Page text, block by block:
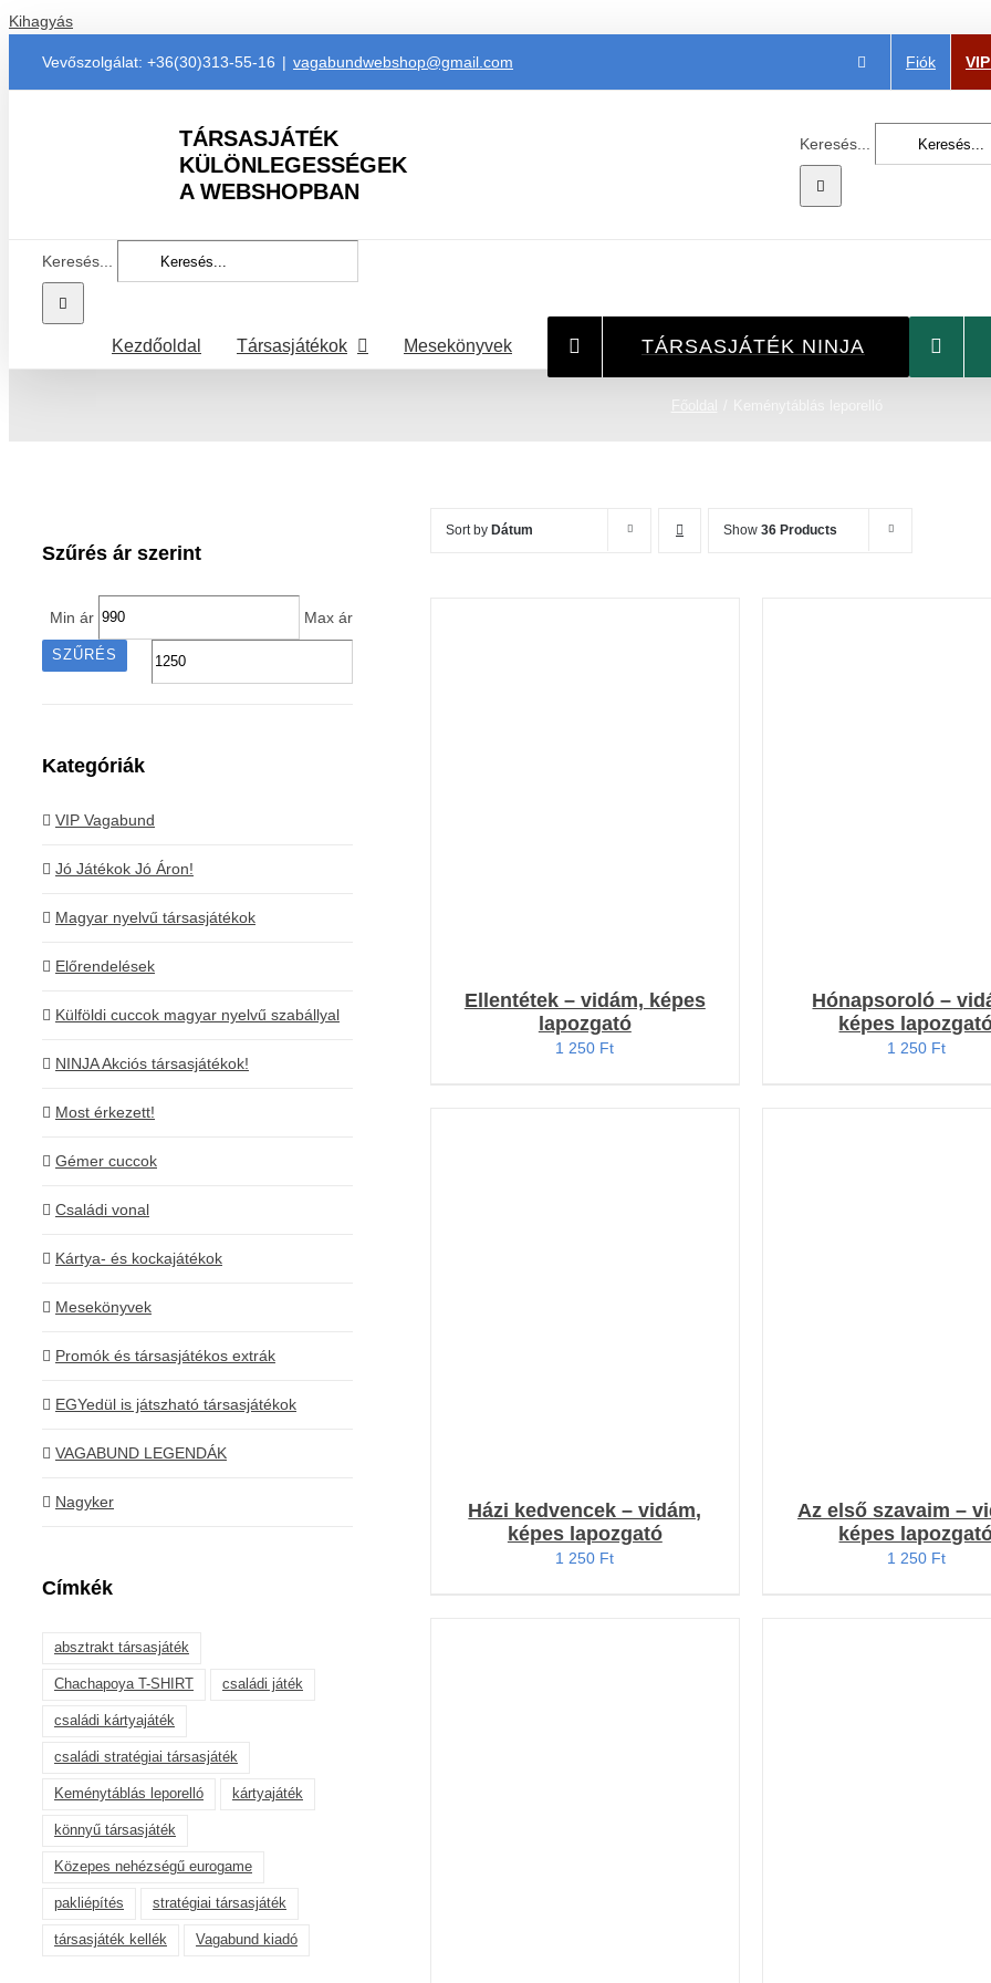
Kihagyás
Vevőszolgálat: +36(30)313-55-16 | vagabundwebshop@gmail.com Fiók
TÁRSASJÁTÉK
KÜLÖNLEGESSÉGEK
A WEBSHOPBAN
Keresés...
Keresés...
Kezdőoldal Társasjátékok Mesekönyvek TÁRSASJÁTÉK NINJA
Sort by Dátum Show 36 Products
Ellentétek – vidám, képes
lapozgató
1 250 Ft
Hónapsoroló –
képes
1 250 Ft
Házi kedvencek – vidám,
képes lapozgató
1 250 Ft
Az első szavaim –
képes
1 250 Ft
Szűrés ár szerint
Min ár Max ár
SZŰRÉS
Kategóriák
VIP Vagabund
Jó Játékok Jó Áron!
Magyar nyelvű társasjátékok
Előrendelések
Külföldi cuccok magyar nyelvű szabállyal
NINJA Akciós társasjátékok!
Most érkezett!
Gémer cuccok
Családi vonal
Kártya- és kockajátékok
Mesekönyvek
Promók és társasjátékos extrák
EGYedül is játszható társasjátékok
VAGABUND LEGENDÁK
Nagyker
Címkék
absztrakt társasjáték
Chachapoya T-SHIRT családi játék
családi kártyajáték
családi stratégiai társasjáték
Keménytáblás leporelló kártyajáték
könnyű társasjáték
Közepes nehézségű eurogame
pakliépítés stratégiai társasjáték
társasjáték kellék Vagabund kiadó